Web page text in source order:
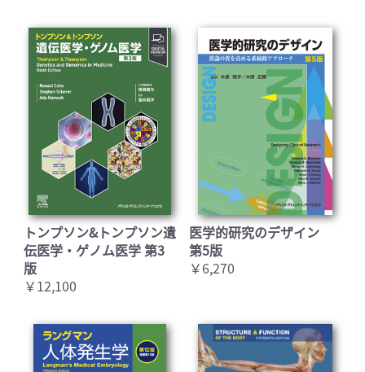
トンプソン&トンプソン遺
伝医学・ゲノム医学 第3
版
￥12,100
医学的研究のデザイン
第5版
￥6,270